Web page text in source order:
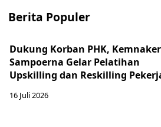
Berita Populer
Dukung Korban PHK,
Sampoerna Gelar Pelatihan
Upskilling dan Reskilling
16 Juli 2026